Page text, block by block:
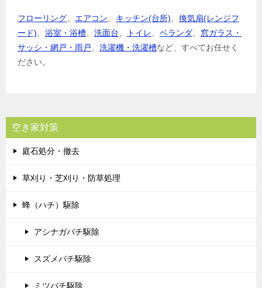
フローリング、 エアコン、 キッチン(台所)、 換気扇(レンジフ
ード)、 浴室・浴槽、 洗面台、 トイレ、 ベランダ、 窓ガラス・
サッシ・網戸・雨戸、 洗濯機・洗濯槽など、すべてお任せく
ださい。
空き家対策
庭石処分・撤去
草刈り・芝刈り・防草処理
蜂（ハチ）駆除
アシナガバチ駆除
スズメバチ駆除
ミツバチ駆除